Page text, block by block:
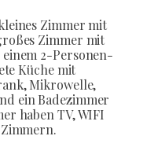
Zimmer mit
Zimmer mit
2-Personen-
Küche mit
Mikrowelle,
ein Badezimmer
haben TV, WIFI